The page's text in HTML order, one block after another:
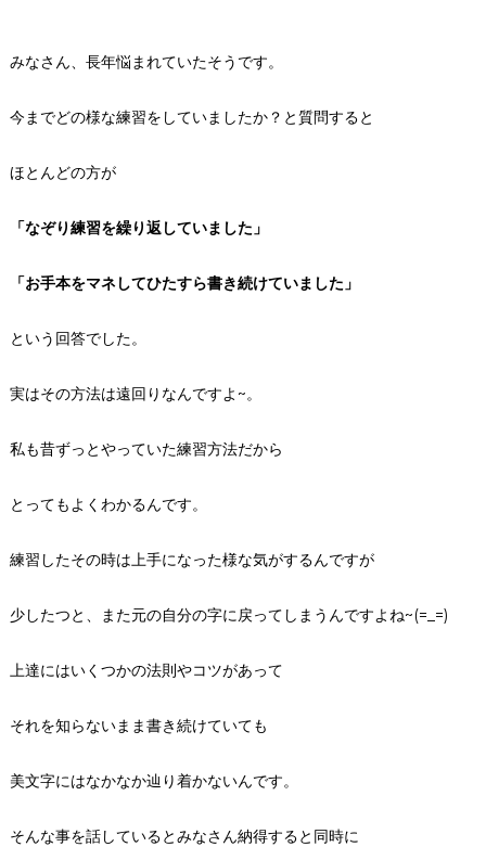
みなさん、長年悩まれていたそうです。
今までどの様な練習をしていましたか？と質問すると
ほとんどの方が
「なぞり練習を繰り返していました」
「お手本をマネしてひたすら書き続けていました」
という回答でした。
実はその方法は遠回りなんですよ~。
私も昔ずっとやっていた練習方法だから
とってもよくわかるんです。
練習したその時は上手になった様な気がするんですが
少したつと、また元の自分の字に戻ってしまうんですよね~(=_=)
上達にはいくつかの法則やコツがあって
それを知らないまま書き続けていても
美文字にはなかなか辿り着かないんです。
そんな事を話しているとみなさん納得すると同時に